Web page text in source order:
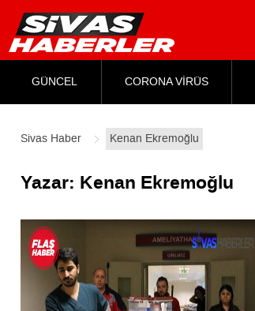
GÜNCEL CORONA VİRÜS
Sivas Haber Kenan Ekremoğlu
Yazar: Kenan Ekremoğlu